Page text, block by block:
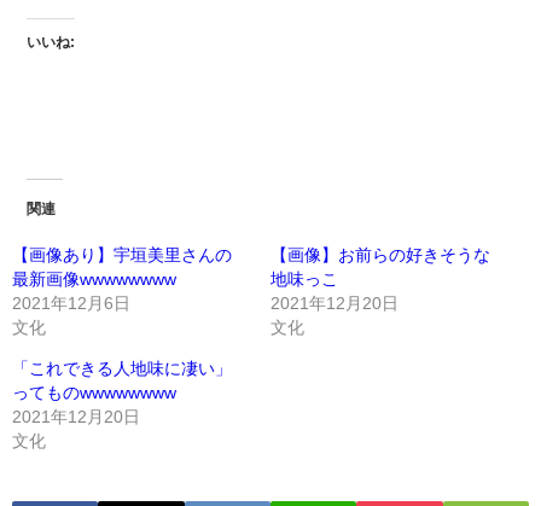
いいね:
関連
【画像あり】宇垣美里さんの
最新画像wwwwwwww
2021年12月6日
文化
【画像】お前らの好きそうな
地味っこ
2021年12月20日
文化
「これできる人地味に凄い」
ってものwwwwwwww
2021年12月20日
文化